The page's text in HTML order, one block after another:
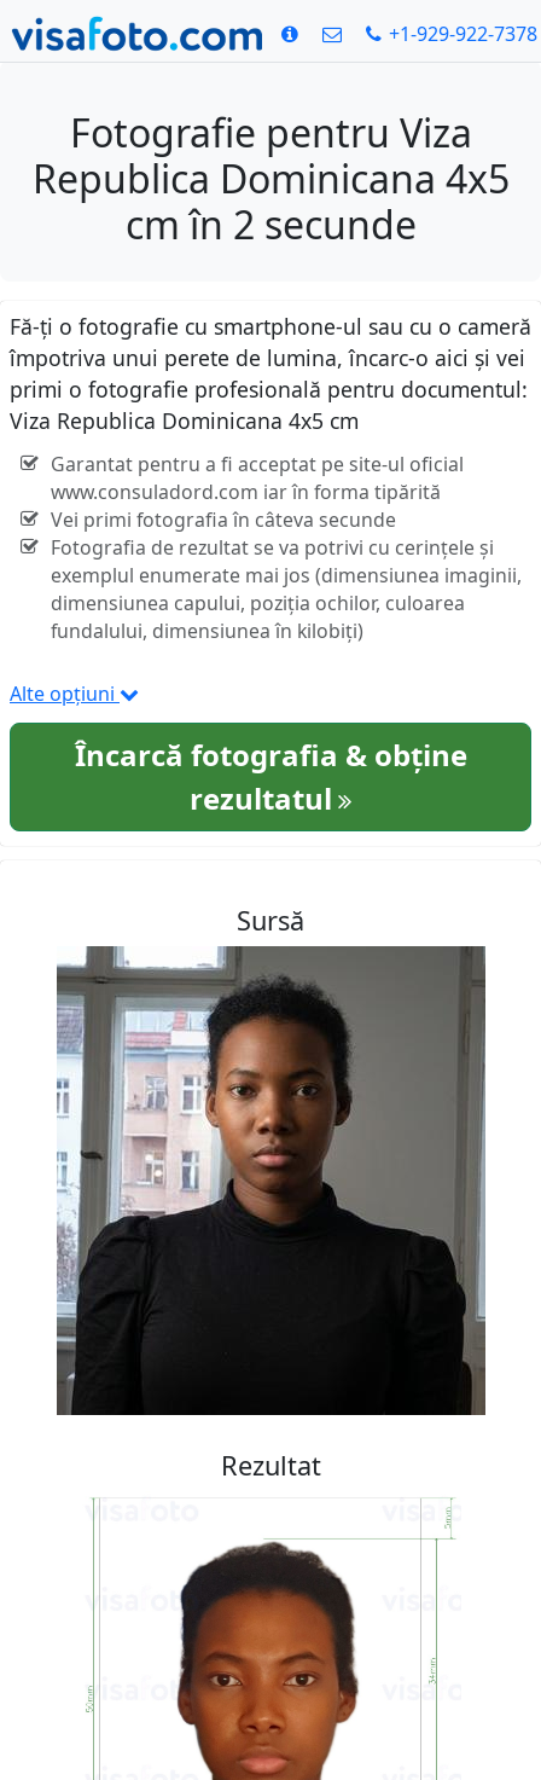
+1-929-922-7378
Fotografie pentru Viza
Republica Dominicana 4x5
cm în 2 secunde
Fă-ți o fotografie cu smartphone-ul sau cu o cameră
împotriva unui perete de lumina, încarc-o aici și vei
primi o fotografie profesională pentru documentul:
Viza Republica Dominicana 4x5 cm
Garantat pentru a fi acceptat pe site-ul oficial
www.consuladord.com iar în forma tipărită
Vei primi fotografia în câteva secunde
Fotografia de rezultat se va potrivi cu cerințele și
exemplul enumerate mai jos (dimensiunea imaginii,
dimensiunea capului, poziția ochilor, culoarea
fundalului, dimensiunea în kilobiți)
Alte opțiuni
Încarcă fotografia & obține
rezultatul
Sursă
Rezultat